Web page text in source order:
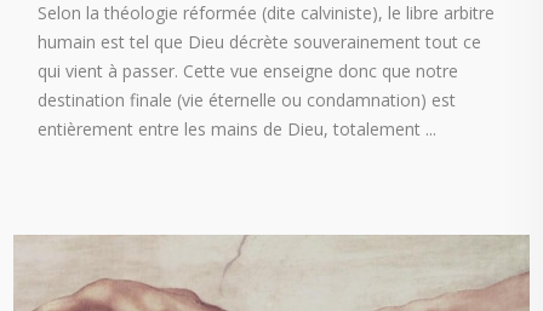
Selon la théologie réformée (dite calviniste), le libre arbitre
humain est tel que Dieu décrète souverainement tout ce
qui vient à passer. Cette vue enseigne donc que notre
destination finale (vie éternelle ou condamnation) est
entièrement entre les mains de Dieu, totalement